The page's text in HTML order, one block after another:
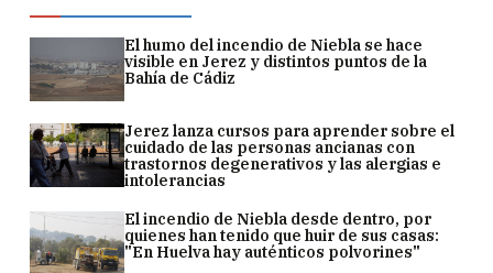
El humo del incendio de Niebla se hace
visible en Jerez y distintos puntos de la
Bahía de Cádiz
Jerez lanza cursos para aprender sobre el
cuidado de las personas ancianas con
trastornos degenerativos y las alergias e
intolerancias
El incendio de Niebla desde dentro, por
quienes han tenido que huir de sus casas:
"En Huelva hay auténticos polvorines"